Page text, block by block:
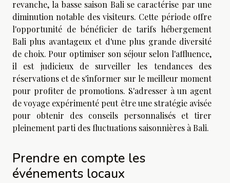
revanche, la basse saison Bali se caractérise par une
diminution notable des visiteurs. Cette période offre
l'opportunité de bénéficier de tarifs hébergement
Bali plus avantageux et d'une plus grande diversité
de choix. Pour optimiser son séjour selon l'affluence,
il est judicieux de surveiller les tendances des
réservations et de s'informer sur le meilleur moment
pour profiter de promotions. S'adresser à un agent
de voyage expérimenté peut être une stratégie avisée
pour obtenir des conseils personnalisés et tirer
pleinement parti des fluctuations saisonnières à Bali.
Prendre en compte les
événements locaux